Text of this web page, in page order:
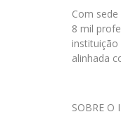
Com
8 mil
alinhada
SOBRE O